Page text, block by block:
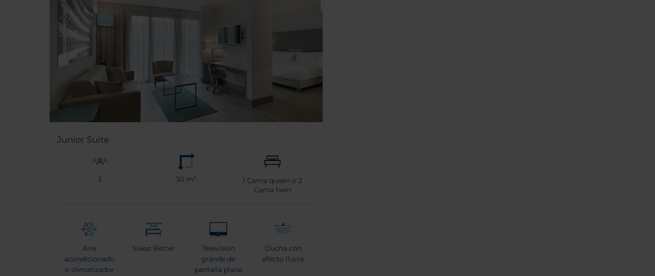
Junior Suite
3 30 m² 1 Cama queen o 2
Cama twin
Aire
acondicionado
o climatizador
Sleep Better
Televisión
grande de
pantalla plana
Ducha con
efecto lluvia